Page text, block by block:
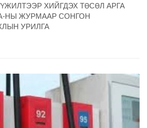
ХИЙГДЭХ ТӨСӨЛ АРГА
НЫ ЖУРМААР СОНГОН
УРИЛГА